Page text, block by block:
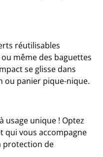
réutilisables
même des baguettes
se glisse dans
ou panier pique-nique.
usage unique ! Optez
qui vous accompagne
protection de